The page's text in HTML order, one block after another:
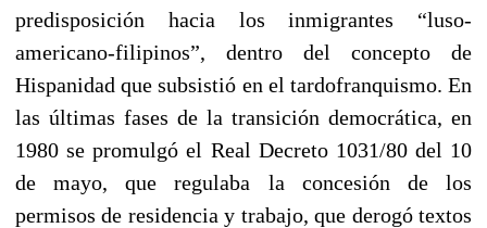
predisposición hacia los inmigrantes “luso-
americano-filipinos”, dentro del concepto de
Hispanidad que subsistió en el tardofranquismo. En
las últimas fases de la transición democrática, en
1980 se promulgó el Real Decreto 1031/80 del 10
de mayo, que regulaba la concesión de los
permisos de residencia y trabajo, que derogó textos